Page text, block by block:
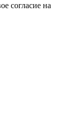
согласие на